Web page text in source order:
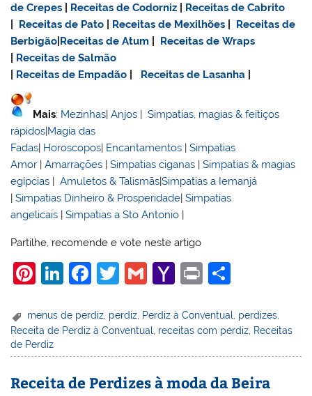
de Crepes
Receitas de Codorniz
Receitas de Cabrito
Receitas de Pato Receitas de Mexilhões
Receitas de
Berbigão Receitas de Atum
Receitas de Wraps
Receitas de Salmão
Receitas de Empadão Receitas de Lasanha
Mais: Mezinhas|Anjos |Simpatias, magias & feitiços
rápidos|Magia das
Fadas| Horoscopos| Encantamentos |Simpatias
Amor |Amarrações |Simpatias ciganas |Simpatias & magias
egípcias |Amuletos & Talismãs|Simpatias a Iemanjá
|Simpatias Dinheiro & Prosperidade|Simpatias
angelicais |Simpatias a Sto Antonio |
Partilhe, recomende e vote neste artigo
Pi
er
e
st
Li
k
e
dI
n
F
c
e
b
o
T
itt
er
G
ai
l
Y
h
o
o
M
Pr
t
ar
e
menus de perdiz, perdiz, Perdiz à Conventual, perdizes,
Receita de Perdiz à Conventual receitas com perdiz Receitas
de Perdiz
Receita de Perdizes à moda da Beira